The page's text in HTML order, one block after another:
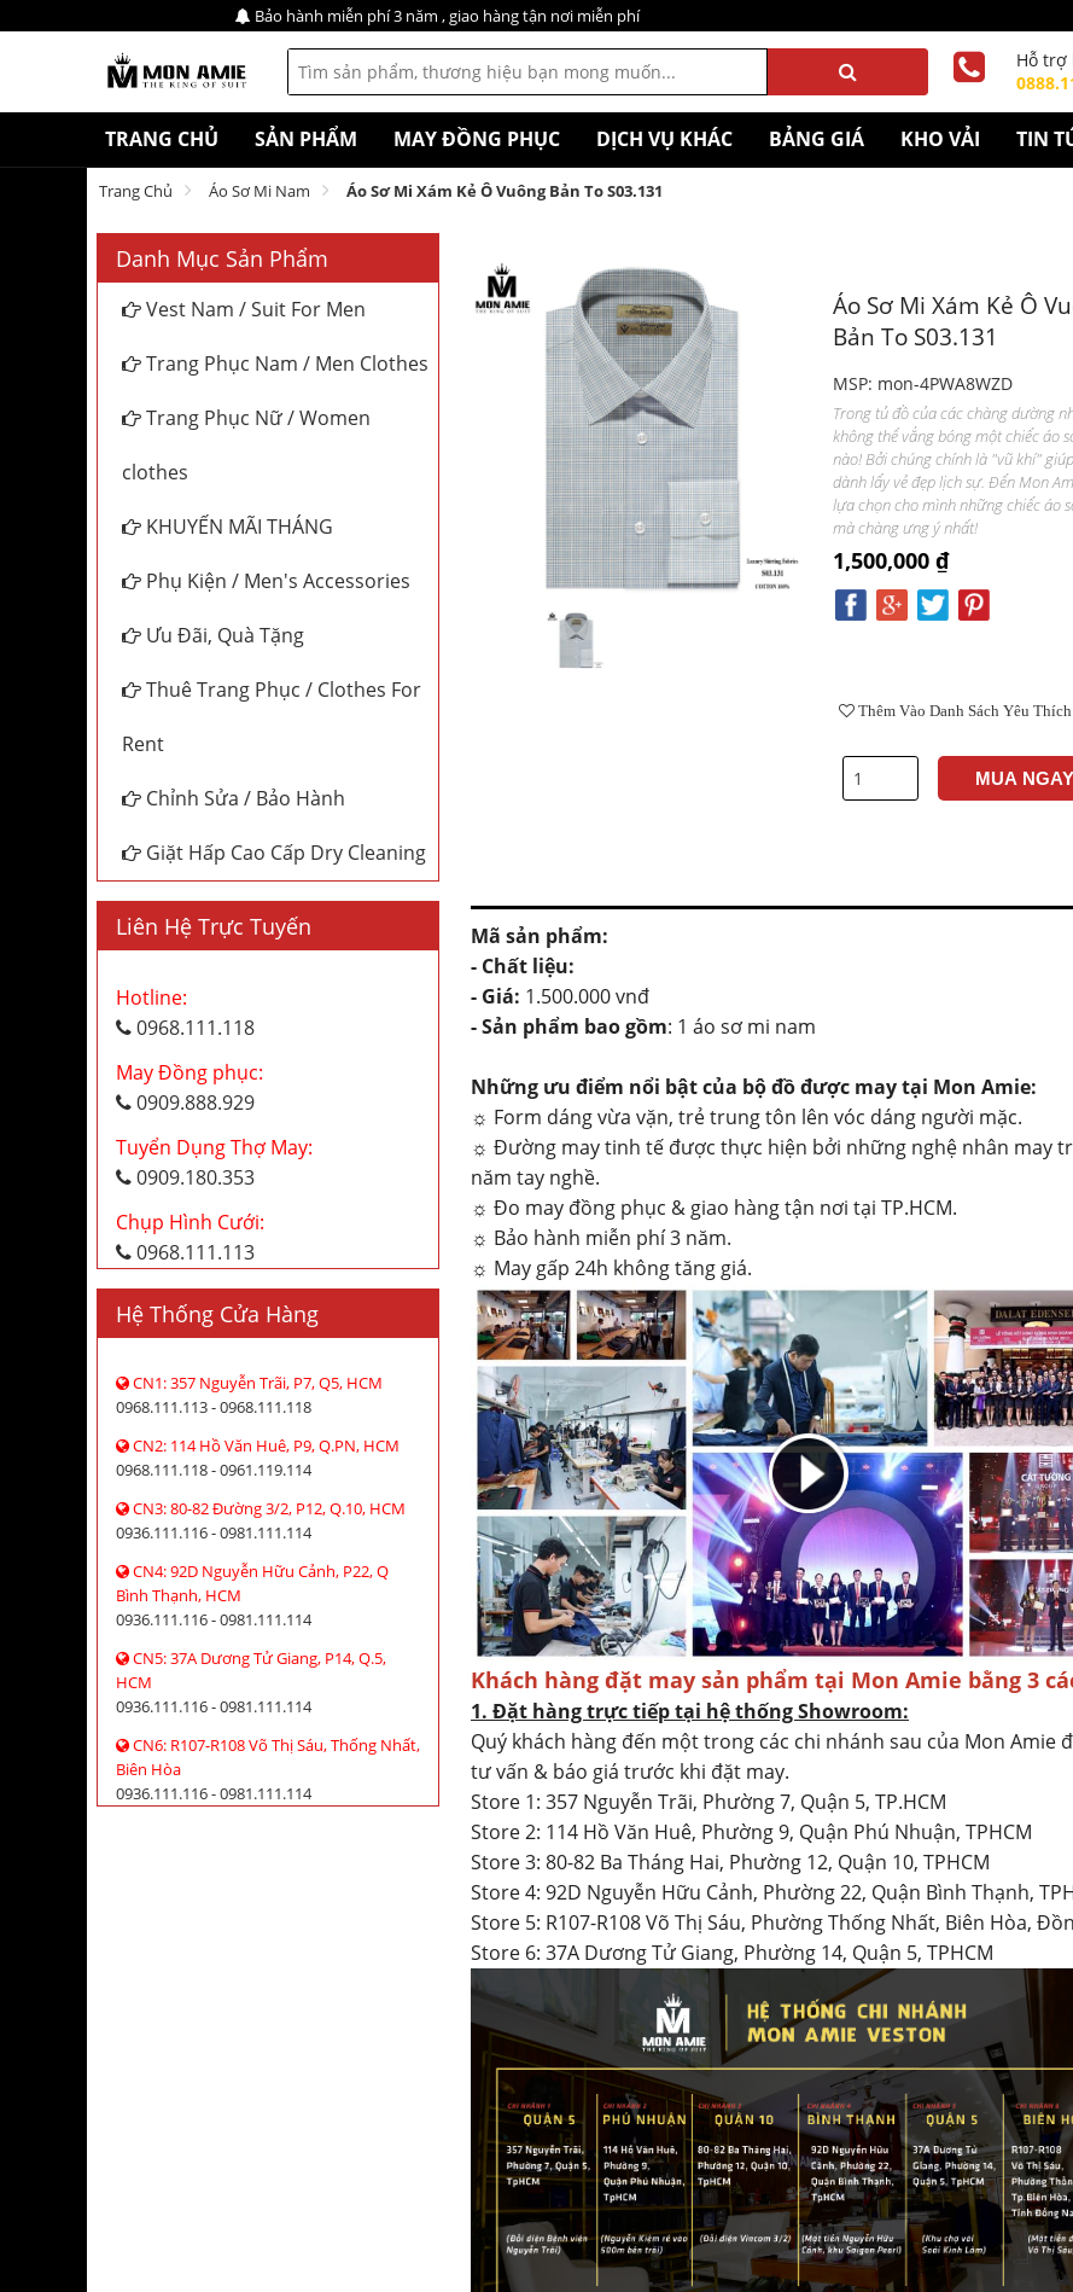
Bảo hành miễn phí 3 năm , giao hàng tận nơi miễn phí
Hỗ trợ
TRANG CHỦ SẢN PHẨM MAY ĐỒNG PHỤC DỊCH VỤ KHÁC BẢNG GIÁ KHO VẢI TIN
Trang Chủ Áo Sơ Mi Nam Áo Sơ Mi Xám Kẻ Ô Vuông Bản To S03.131
Danh Mục Sản Phẩm
Vest Nam / Suit For Men
Trang Phục Nam / Men Clothes
Trang Phục Nữ / Women
clothes
KHUYẾN MÃI THÁNG
Phụ Kiện / Men's Accessories
Ưu Đãi, Quà Tặng
Thuê Trang Phục / Clothes For
Rent
Chỉnh Sửa / Bảo Hành
Giặt Hấp Cao Cấp Dry Cleaning
Liên Hệ Trực Tuyến
Hotline:
0968.111.118
May Đồng phục:
0909.888.929
Tuyển Dụng Thợ May:
0909.180.353
Chụp Hình Cưới:
0968.111.113
Hệ Thống Cửa Hàng
CN1: 357 Nguyễn Trãi, P7, Q5, HCM
0968.111.113 - 0968.111.118
CN2: 114 Hồ Văn Huê, P9, Q.PN, HCM
0968.111.118 - 0961.119.114
CN3: 80-82 Đường 3/2, P12, Q.10, HCM
0936.111.116 - 0981.111.114
CN4: 92D Nguyễn Hữu Cảnh, P22, Q
Bình Thạnh, HCM
0936.111.116 - 0981.111.114
CN5: 37A Dương Tử Giang, P14, Q.5,
HCM
0936.111.116 - 0981.111.114
CN6: R107-R108 Võ Thị Sáu, Thống Nhất,
Biên Hòa
0936.111.116 - 0981.111.114
Áo Sơ Mi Xám Kẻ Ô
Bản To S03.131
MSP: mon-4PWA8WZD
Trong tủ đồ của các chàng dường
không thể vắng bóng một chiếc áo
nào! Bởi chúng chính là "vũ khí"
dành lấy vẻ đẹp lịch sự. Đến Mon
lựa chọn cho mình những chiếc áo
mà chàng ưng ý nhất!
1,500,000 ₫
Thêm Vào Danh Sách Yêu Thích
MUA NGAY
Mã sản phẩm:
- Chất liệu:
- Giá: 1.500.000 vnđ
-Sản phẩm bao gồm: 1 áo sơ mi nam
Những ưu điểm nổi bật của bộ đồ được may tại Mon Amie:
☼ Form dáng vừa vặn, trẻ trung tôn lên vóc dáng người mặc.
☼ Đường may tinh tế được thực hiện bởi những nghệ nhân may
năm tay nghề.
☼ Đo may đồng phục & giao hàng tận nơi tại TP.HCM.
☼ Bảo hành miễn phí 3 năm.
☼ May gấp 24h không tăng giá.
Khách hàng đặt may sản phẩm tại Mon Amie bằng 3
1. Đặt hàng trực tiếp tại hệ thống Showroom:
Quý khách hàng đến một trong các chi nhánh sau của Mon Amie
tư vấn & báo giá trước khi đặt may.
Store 1: 357 Nguyễn Trãi, Phường 7, Quận 5, TP.HCM
Store 2: 114 Hồ Văn Huê, Phường 9, Quận Phú Nhuận, TPHCM
Store 3: 80-82 Ba Tháng Hai, Phường 12, Quận 10, TPHCM
Store 4: 92D Nguyễn Hữu Cảnh, Phường 22, Quận Bình Thạnh,
Store 5: R107-R108 Võ Thị Sáu, Phường Thống Nhất, Biên Hòa,
Store 6: 37A Dương Tử Giang, Phường 14, Quận 5, TPHCM